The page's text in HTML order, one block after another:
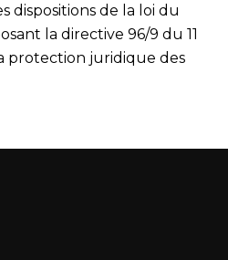
dispositions de la loi du
la directive 96/9 du 11
protection juridique des